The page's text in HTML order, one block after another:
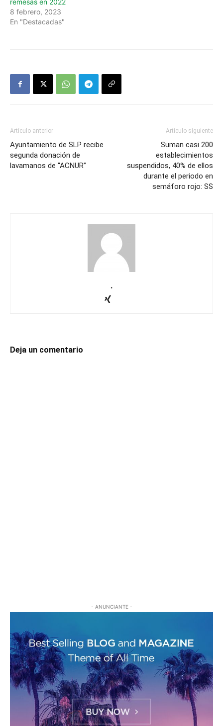
remesas en 2022
8 febrero, 2023
En "Destacadas"
Artículo anterior
Ayuntamiento de SLP recibe
segunda donación de
lavamanos de “ACNUR”
Artículo siguiente
Suman casi 200
establecimientos
suspendidos, 40% de ellos
durante el periodo en
semáforo rojo: SS
.
Deja un comentario
- ANUNCIANTE -